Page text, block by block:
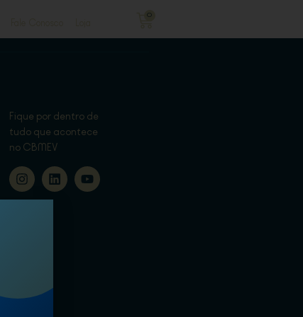
0
Fique por dentro de
tudo que acontece
no CBMEV